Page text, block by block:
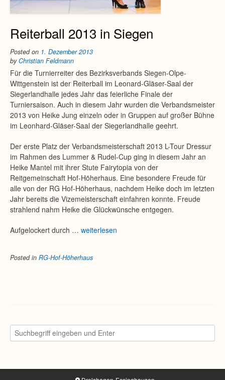
Reiterball 2013 in Siegen
Posted on 1. Dezember 2013
byChristian Feldmann
Für die Turnierreiter des Bezirksverbands Siegen-Olpe-
Wittgenstein ist der Reiterball im Leonard-Gläser-Saal der
Siegerlandhalle jedes Jahr das feierliche Finale der
Turniersaison. Auch in diesem Jahr wurden die Verbandsmeister
2013 von Heike Jung einzeln oder in Gruppen auf großer Bühne
im Leonhard-Gläser-Saal der Siegerlandhalle geehrt.
Der erste Platz der Verbandsmeisterschaft 2013 L-Tour Dressur
im Rahmen des Lummer & Rudel-Cup ging in diesem Jahr an
Heike Mantel mit ihrer Stute Fairytopia von der
Reitgemeinschaft Hof-Höherhaus. Eine besondere Freude für
alle von der RG Hof-Höherhaus, nachdem Heike doch im letzten
Jahr bereits die Vizemeisterschaft einfahren konnte. Freude
strahlend nahm Heike die Glückwünsche entgegen.
Aufgelockert durch … weiterlesen
Posted in RG-Hof-Höherhaus